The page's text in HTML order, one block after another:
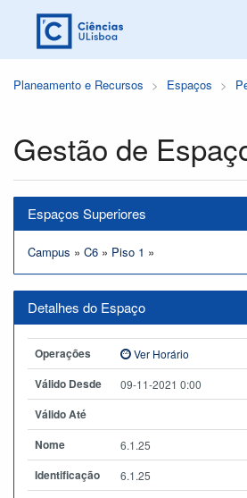
Planeamento e Recursos Espaços
Gestão de
Espaços Superiores
Campus » C6 » Piso 1 »
Detalhes do Espaço
Operações Ver Horário
Válido Desde 09-11-2021 0:00
Válido Até
Nome
6.1.25
Identificação 6.1.25